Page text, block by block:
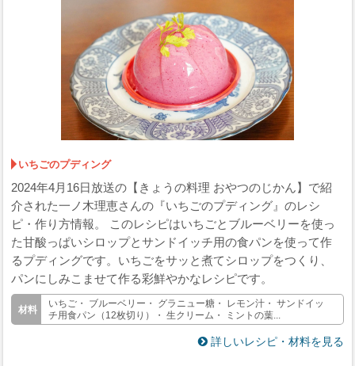
いちごのプディング
2024年4月16日放送の【きょうの料理 おやつのじかん】で紹
介された一ノ木理恵さんの『いちごのプディング』のレシ
ピ・作り方情報。 このレシピはいちごとブルーベリーを使っ
た甘酸っぱいシロップとサンドイッチ用の食パンを使って作
るプディングです。いちごをサッと煮てシロップをつくり、
パンにしみこませて作る彩鮮やかなレシピです。
いちご・ ブルーベリー・ グラニュー糖・ レモン汁・ サンドイッ
チ用食パン（12枚切り）・ 生クリーム・ ミントの葉...
詳しいレシピ・材料を見る